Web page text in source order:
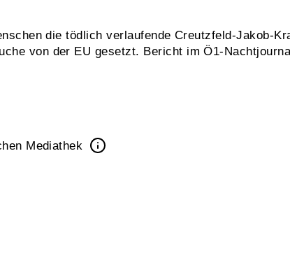
die tödlich verlaufende Creutzfeld-Jakob-
von der EU gesetzt. Bericht im Ö1-
Mediathek